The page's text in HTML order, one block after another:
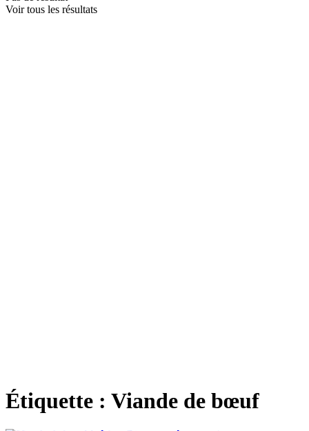
Voir tous les résultats
Étiquette : Viande de bœuf